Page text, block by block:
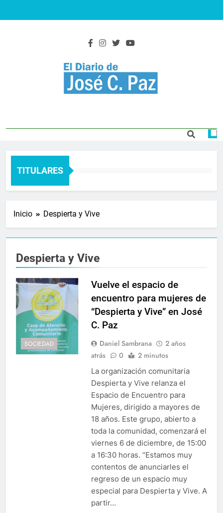
C. Paz
TITULARES
Inicio Despierta y Vive
Despierta y Vive
SOCIEDAD
Vuelve el espacio de
encuentro para mujeres de
“Despierta y Vive” en José
C. Paz
Daniel Sambrana
2 años
atrás
0 2 minutos
La organización comunitaria
Despierta y Vive relanza el
Espacio de Encuentro para
Mujeres, dirigido a mayores de
18 años. Este grupo, abierto a
toda la comunidad, comenzará el
viernes 6 de diciembre, de 15:00
a 16:30 horas. “Estamos muy
contentos de anunciarles el
regreso de un espacio muy
especial para Despierta y Vive. A
partir…